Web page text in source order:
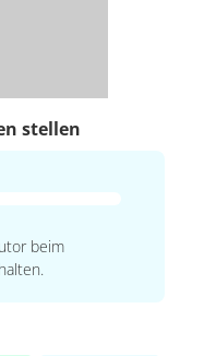
stellen
beim